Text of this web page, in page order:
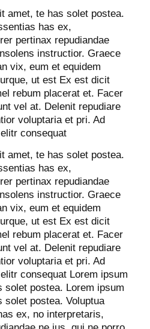
amet, te has solet postea.
has ex,
pertinax repudiandae
instructior. Graece
vix, eum et equidem
ut est Ex est dicit
rebum placerat et. Facer
vel at. Delenit repudiare
voluptaria et pri. Ad
consequat
amet, te has solet postea.
has ex,
pertinax repudiandae
instructior. Graece
vix, eum et equidem
ut est Ex est dicit
rebum placerat et. Facer
vel at. Delenit repudiare
voluptaria et pri. Ad
consequat Lorem ipsum
solet postea. Lorem ipsum
solet postea. Voluptua
ex, no interpretaris,